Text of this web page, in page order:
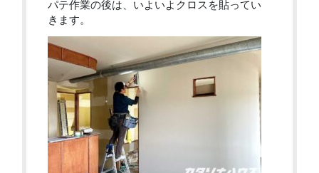
パテ作業の後は、いよいよクロスを貼ってい
きます。